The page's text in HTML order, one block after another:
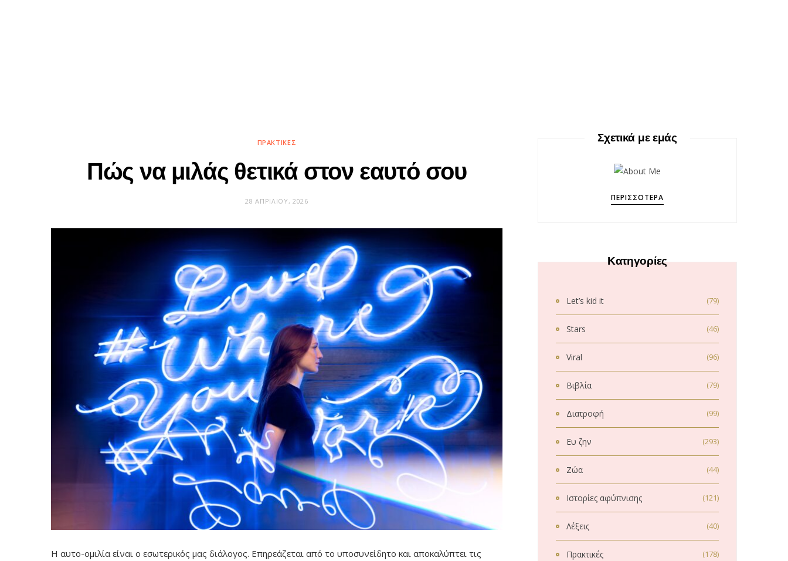
ΠΡΑΚΤΙΚΈΣ
Πώς να μιλάς θετικά στον εαυτό σου
28 ΑΠΡΙΛΊΟΥ, 2026
Η αυτο-ομιλία είναι ο εσωτερικός μας διάλογος. Επηρεάζεται από το υποσυνείδητο και αποκαλύπτει τις
Σχετικά με εμάς
ΠΕΡΙΣΣΌΤΕΡΑ
Κατηγορίες
Let’s kid it (79)
Stars (46)
Viral (96)
Βιβλία (79)
Διατροφή (99)
Ευ ζην (293)
Ζώα (44)
Ιστορίες αφύπνισης (121)
Λέξεις (40)
Πρακτικές (178)